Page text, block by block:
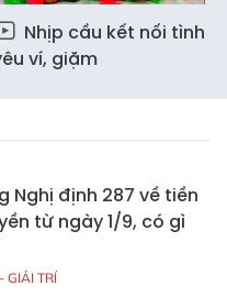
Nhịp cầu kết nối tình
ví, giặm
Nghị định 287 về tiền
từ ngày 1/9, có gì
GIẢI TRÍ